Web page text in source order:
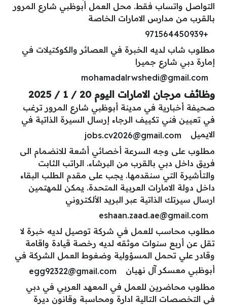
التواصل واتساب فقط. محل العمل أبوظبي شارع المرور
بالقرب من مدارس الامارات الخاصة
+971564450939
مطلوب شاب لديه الخبرة في العصائر والكوكتيلات في
إمارة دبي شارع جميرا
mohamadalrwshedi@gmail.com
وظائف مرجان الامارات اليوم 20 / 1 / 2025
صحيفة أخبارية في مدينة أبوظبي شارع المرور ترغب
في تعيين فني تكييف الرجاء إرسال السيرة الذاتية في
الايميل
jobs.cv2026@gmail.com
مطلوب على وجه السرعة أخصائي أشعة للانضمام الى
فريق داخل دبي بالقرب من البرشاء. الراتب الثابت
والتأشيرة التي سنقدمها. يجب على مقدم الطلب البقاء
داخل دولة الامارات العربية المتحدة. يمكن للمهتمين
ارسال سيرتك الذاتية عبر البريد الألكتروني
eshaan.zaad.ae@gmail.com
مطلوب محاسب للعمل في شركة توصيل لديه خبرة لا
تقل عن أربع سنوات موثقه لديه رخصة قيادة واقامة
وقادر علي تحمل المسؤولية وضغوط العمل الشركة في
أبوظبي معسكر آل نهيان
egg92322@gmail.com
مطلوب محاضرين للعمل في المعهد العربي في دبي
في التخصصات التالية ادارة ومحاسبة وقانون ديرة